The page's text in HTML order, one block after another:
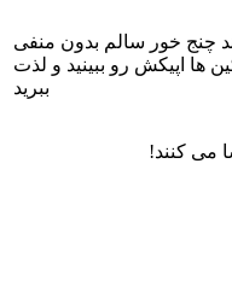
چنج خور سالم بدون منفی
ها اپیکش رو ببینید و لذت
ببرید
می کنند!